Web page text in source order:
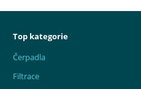
Top kategorie
Čerpadla
Filtrace